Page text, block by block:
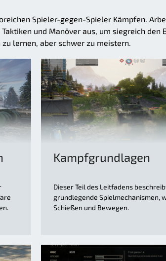
Spieler-gegen-Spieler Kämpfen.
und Manöver aus, um siegreich den
lernen, aber schwer zu meistern.
Kampfgrundlagen
Dieser Teil des Leitfadens
grundlegende Spielmechanismen,
Schießen und Bewegen.